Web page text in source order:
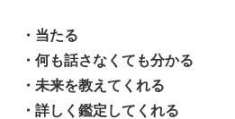
・当たる
・何も話さなくても分かる
・未来を教えてくれる
・詳しく鑑定してくれる